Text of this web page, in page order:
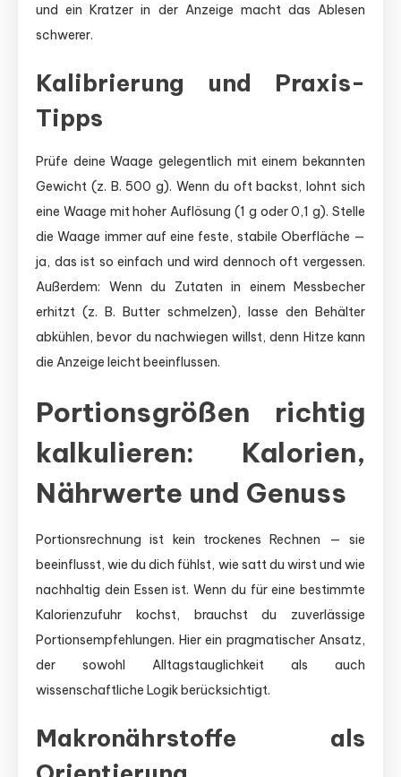
und ein Kratzer in der Anzeige macht das Ablesen
schwerer.
Kalibrierung und Praxis-
Tipps
Prüfe deine Waage gelegentlich mit einem bekannten
Gewicht (z. B. 500 g). Wenn du oft backst, lohnt sich
eine Waage mit hoher Auflösung (1 g oder 0,1 g). Stelle
die Waage immer auf eine feste, stabile Oberfläche —
ja, das ist so einfach und wird dennoch oft vergessen.
Außerdem: Wenn du Zutaten in einem Messbecher
erhitzt (z. B. Butter schmelzen), lasse den Behälter
abkühlen, bevor du nachwiegen willst, denn Hitze kann
die Anzeige leicht beeinflussen.
Portionsgrößen richtig
kalkulieren: Kalorien,
Nährwerte und Genuss
Portionsrechnung ist kein trockenes Rechnen — sie
beeinflusst, wie du dich fühlst, wie satt du wirst und wie
nachhaltig dein Essen ist. Wenn du für eine bestimmte
Kalorienzufuhr kochst, brauchst du zuverlässige
Portionsempfehlungen. Hier ein pragmatischer Ansatz,
der sowohl Alltagstauglichkeit als auch
wissenschaftliche Logik berücksichtigt.
Makronährstoffe als